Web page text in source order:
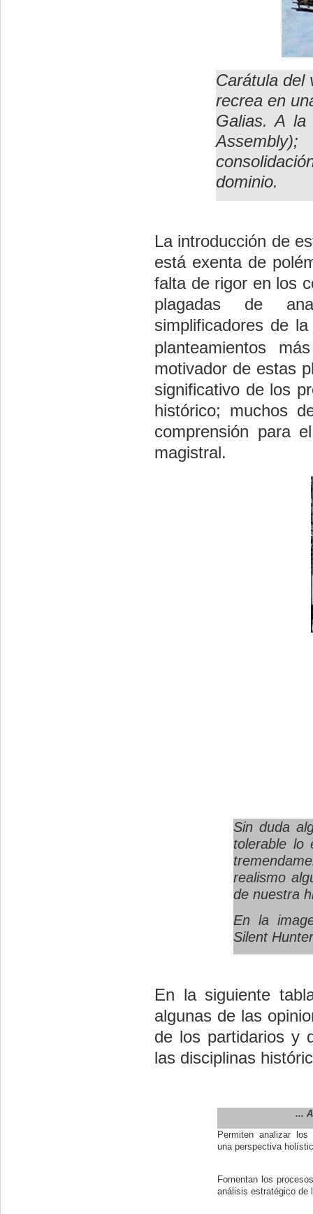
Carátula del
recrea en
Galias. A
dominio.
La introducción de
está exenta de
falta de rigor en los
plagadas de
simplificadores de
planteamientos
motivador de estas
significativo de los
histórico; muchos
comprensión para
magistral.
Sin duda
tolerable lo
realismo
de nuestra
En la
Silent
En la siguiente
algunas de las
de los partidarios y
las disciplinas
...
Permiten analizar
una perspectiva
Fomentan los
análisis estratégico de